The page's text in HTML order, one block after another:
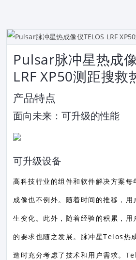
Pulsar脉冲星热成
LRF XP50测距搜救
产品特点
面向未来：可升级的性能
可升级设备
高科技行业的组件和软件解决方案每
成像也不例外。随着时间的推移，用
生变化。此外，随着经验的积累，用
的要求也随之发展。脉冲星Telos热
造时充分考虑了技术和用户需求。